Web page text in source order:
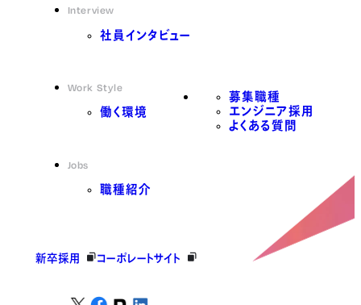
Interview
社員インタビュー
Work Style
働く環境
Jobs
職種紹介
募集職種
エンジニア採用
よくある質問
新卒採用 コーポレートサイト